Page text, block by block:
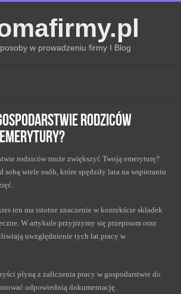
w prowadzeniu firmy I Blog
PR dla lepszych wyników
w sieci kluczem do sukcesu
PR w skutecznym zarządzaniu
do sukcesu w zmianach
rodziców
rodziców może zwiększyć Twoją emeryturę?
sobą wiele osób, które spędziły lata na wspieraniu
ten ma istotne znaczenie w kontekście składek
W artykule przyjrzymy się przepisom oraz
uwzględnienie tych lat pracy w
płyną z zaliczenia pracy w gospodarstwie do
odpowiednią dokumentację.